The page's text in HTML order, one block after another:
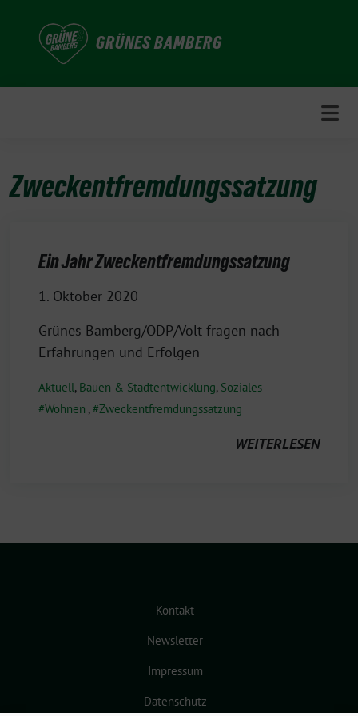
GRÜNES BAMBERG
Zweckentfremdungssatzung
Ein Jahr Zweckentfremdungssatzung
1. Oktober 2020
Grünes Bamberg/ÖDP/Volt fragen nach
Erfahrungen und Erfolgen
Aktuell, Bauen & Stadtentwicklung, Soziales
Wohnen , Zweckentfremdungssatzung
WEITERLESEN
Kontakt
Newsletter
Impressum
Datenschutz